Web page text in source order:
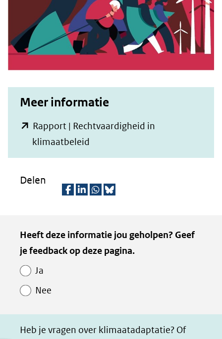
Meer informatie
Rapport | Rechtvaardigheid in
klimaatbeleid
in
venster)
een
andere
Delen
l
e
a
l
e
i
l
e
h
z
e
n
Kopie
van
Paginawaardering
Heeft deze informatie jou geholpen? Geef
je feedback op deze pagina.
Ja
Nee
Heb je vragen over klimaatadaptatie? Of